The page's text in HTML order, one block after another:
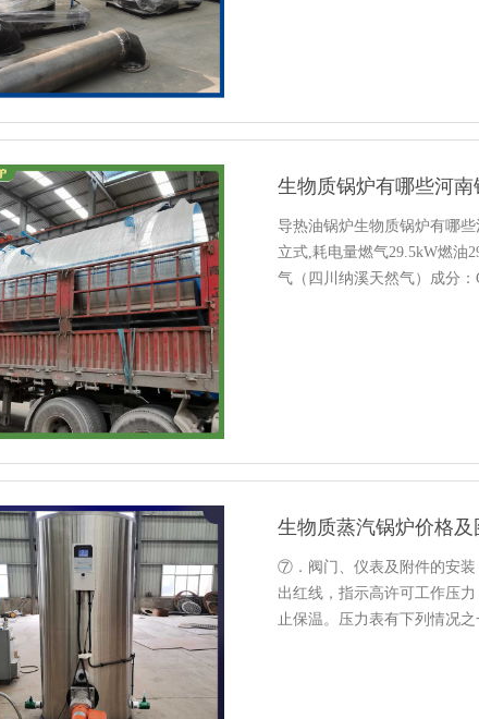
生物质锅炉有哪些河
导热油锅炉生物质锅炉有哪
立式,耗电量燃气29.5kW燃油
气（四川纳溪天然气）成分：
生物质蒸汽锅炉价格
⑦．阀门、仪表及附件的安装
出红线，指示高许可工作压
止保温。压力表有下列情况